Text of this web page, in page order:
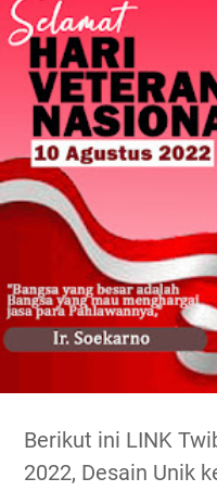
Berikut ini LINK
2022, Desain Unik